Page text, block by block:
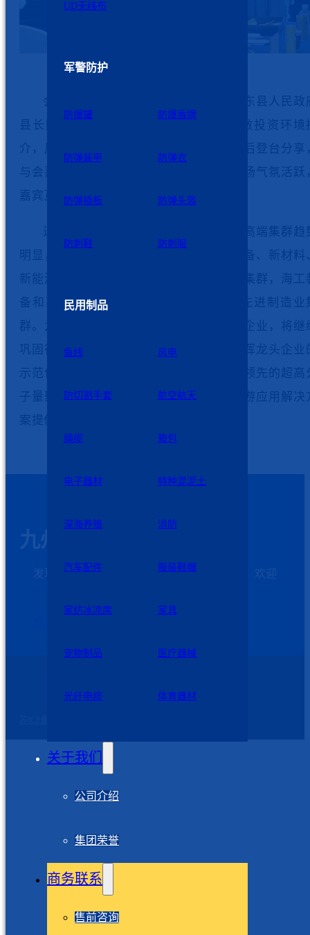
UD无纬布
军警防护
防爆罐 防爆盾牌
防弹装甲 防弹衣
防弹插板 防弹头盔
防刺鞋 防刺服
民用制品
鱼线 风电
防切割手套 航空航天
绳缆 箱包
电子器材 特种混泥土
深海养殖 消防
汽车配件 服装鞋帽
家纺冰凉席 家具
宠物制品 医疗器械
光纤电缆 体育器材
关于我们
公司介绍
集团荣誉
商务联系
售前咨询
会上，南通市发改委主任尹建勇、如东县人民政
县长陈雷等领导分别代表市、县（区）做投资环境
介，周新基董事长等本地重点企业代表先后登台分享
与会嘉宾们也进行了热烈的交流讨论，现场气氛活跃
嘉宾互动融洽。
近年来，南通市主导产业特色鲜明，高端集群趋
明显，拥有船舶海工、高端纺织、高端装备、新材料
新能源和新一代信息技术六大千亿级产业集群，海工
备和高技术船舶、高端纺织跻身国家级先进制造业
群。九州星际作为新材料产业集群的重点企业，将继
巩固行业先行者和领军者的优势地位，发挥龙头企业
示范作用，继续深耕细作，全力打造全球领先的 超高
子量聚乙烯纤维专业化研发生产基地和下游应用解决
案提供商。
九州星际科技
发现需求和解决问题是我们发展的第一动力，欢迎
苏公网安备 32060102320739号